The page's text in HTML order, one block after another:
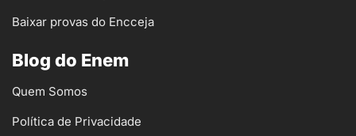
Baixar provas do Encceja
Blog do Enem
Quem Somos
Política de Privacidade